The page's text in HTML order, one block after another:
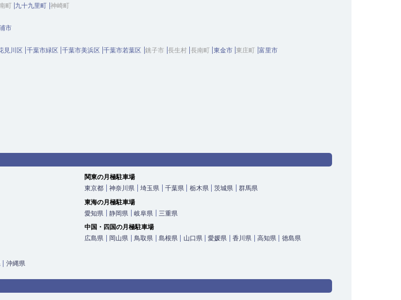
町 九十九里町 神崎町
市
見川区 千葉市緑区 千葉市美浜区 千葉市若葉区 銚子市 長生村 長南町 東金市 東庄町 富里市
関東の月極駐車場
東京都
神奈川県 埼玉県 千葉県 栃木県 茨城県
群馬県
東海の月極駐車場
愛知県
静岡県 岐阜県
三重県
中国・四国の月極駐車場
広島県
岡山県 鳥取県 島根県 山口県 愛媛県 香川県 高知県
徳島県
沖縄県